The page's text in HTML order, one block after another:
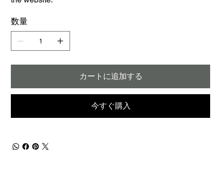
数量
カートに追加する
今すぐ購入